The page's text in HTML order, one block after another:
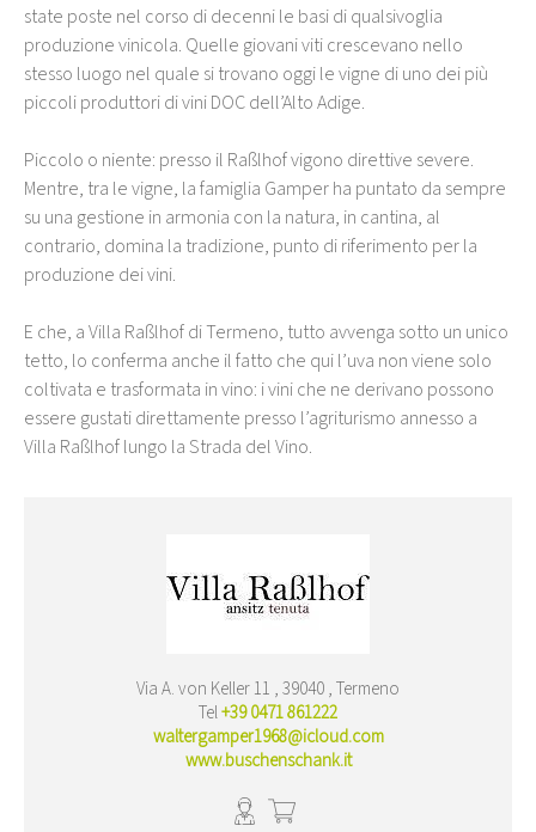
state poste nel corso di decenni le basi di qualsivoglia
produzione vinicola. Quelle giovani viti crescevano nello
stesso luogo nel quale si trovano oggi le vigne di uno dei più
piccoli produttori di vini DOC dell’Alto Adige.
Piccolo o niente: presso il Raßlhof vigono direttive severe.
Mentre, tra le vigne, la famiglia Gamper ha puntato da sempre
su una gestione in armonia con la natura, in cantina, al
contrario, domina la tradizione, punto di riferimento per la
produzione dei vini.
E che, a Villa Raßlhof di Termeno, tutto avvenga sotto un unico
tetto, lo conferma anche il fatto che qui l’uva non viene solo
coltivata e trasformata in vino: i vini che ne derivano possono
essere gustati direttamente presso l’agriturismo annesso a
Villa Raßlhof lungo la Strada del Vino.
Via A. von Keller 11 , 39040 , Termeno
Tel+39 0471 861222
waltergamper1968@icloud.com
www.buschenschank.it